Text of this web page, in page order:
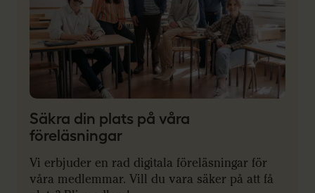
Säkra din plats på våra
föreläsningar
Vi erbjuder en rad digitala föreläsningar för
våra medlemmar. Vill du vara säker på att få